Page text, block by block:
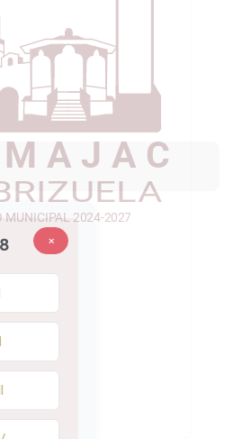
×